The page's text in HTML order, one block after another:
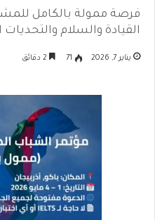
فرصة ممولة بالكامل
القيادة والسلام والتحديات
يناير 7, 2026 71